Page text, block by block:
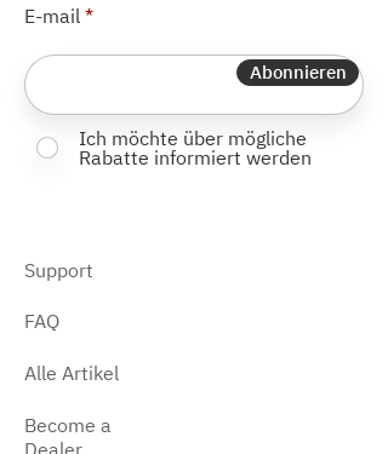
E-mail
Abonnieren
Ich möchte über mögliche
Rabatte informiert werden
Support
FAQ
Alle Artikel
Become a
Dealer